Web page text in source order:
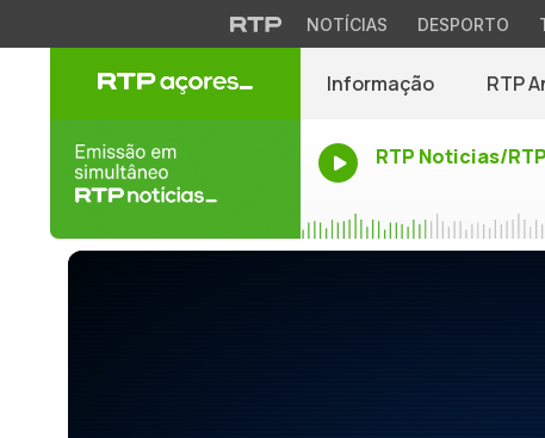
NOTÍCIAS DESPORTO
Informação RTP
RTP Noticias/